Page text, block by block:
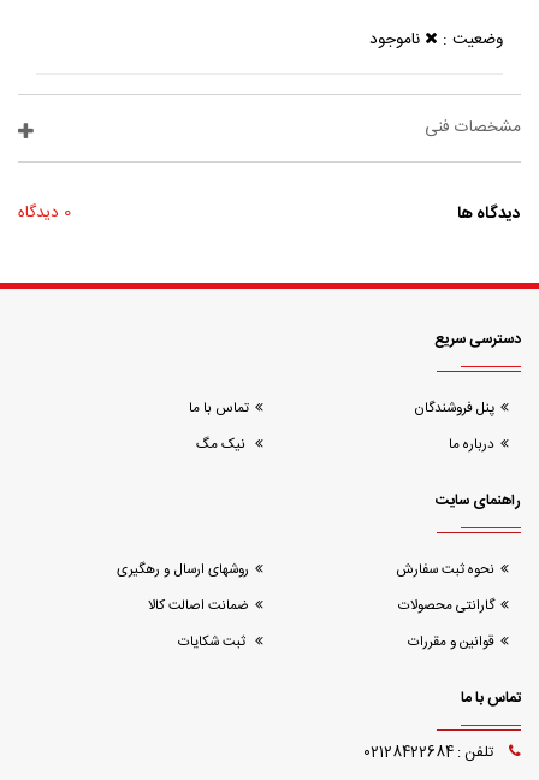
وضعیت : ناموجود
مشخصات فنی
دیدگاه ها 0 دیدگاه
دسترسی سریع
پنل فروشندگان
تماس با ما
درباره ما
نیک مگ
راهنمای سایت
نحوه ثبت سفارش
روشهای ارسال و رهگیری
گارانتی محصولات
ضمانت اصالت کالا
قوانین و مقررات
ثبت شکایات
تماس با ما
تلفن : 02128422684